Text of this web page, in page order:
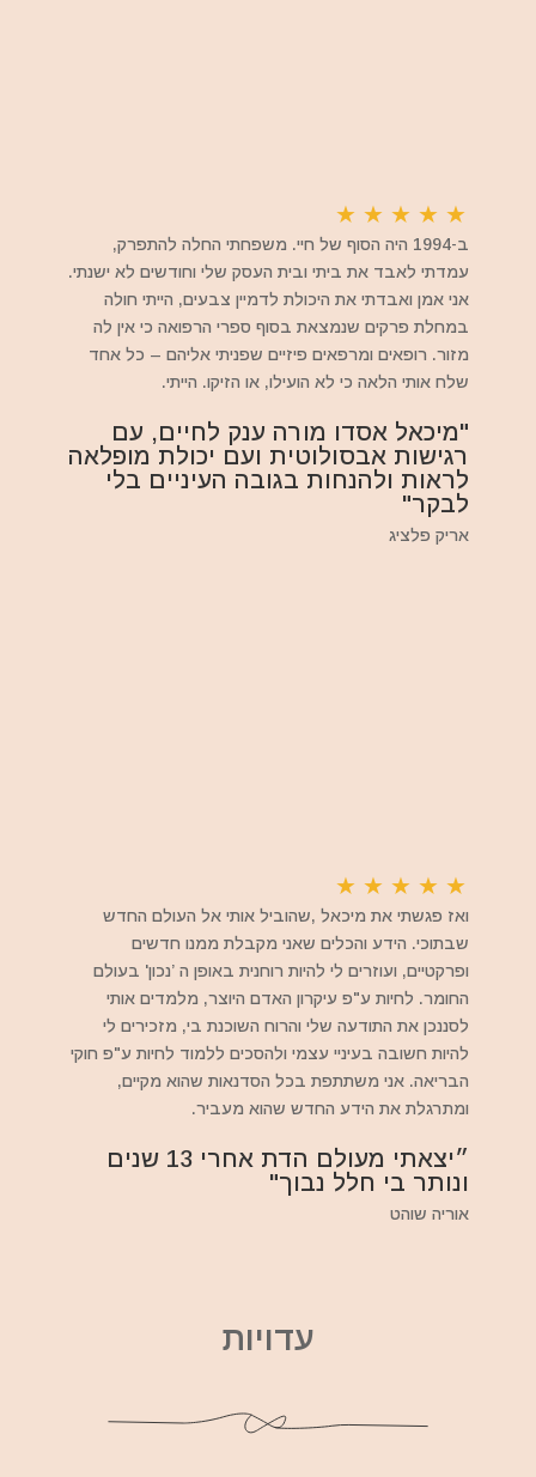
★
★
★
★
★
ב-1994 היה הסוף של חיי. משפחתי החלה להתפרק,
עמדתי לאבד את ביתי ובית העסק שלי וחודשים לא ישנתי.
אני אמן ואבדתי את היכולת לדמיין צבעים, הייתי חולה
במחלת פרקים שנמצאת בסוף ספרי הרפואה כי אין לה
מזור. רופאים ומרפאים פיזיים שפניתי אליהם – כל אחד
שלח אותי הלאה כי לא הועילו, או הזיקו. הייתי.
"מיכאל אסדו מורה ענק לחיים, עם
רגישות אבסולוטית ועם יכולת מופלאה
לראות ולהנחות בגובה העיניים בלי
לבקר"
אריק פלציג
★
★
★
★
★
ואז פגשתי את מיכאל ,שהוביל אותי אל העולם החדש
שבתוכי. הידע והכלים שאני מקבלת ממנו חדשים
ופרקטיים, ועוזרים לי להיות רוחנית באופן ה ’נכון' בעולם
החומר. לחיות ע"פ עיקרון האדם היוצר, מלמדים אותי
לסננכן את התודעה שלי והרוח השוכנת בי, מזכירים לי
להיות חשובה בעיניי עצמי ולהסכים ללמוד לחיות ע"פ חוקי
הבריאה. אני משתתפת בכל הסדנאות שהוא מקיים,
ומתרגלת את הידע החדש שהוא מעביר.
״יצאתי מעולם הדת אחרי 13 שנים
ונותר בי חלל נבוך"
אוריה שוהט
עדויות